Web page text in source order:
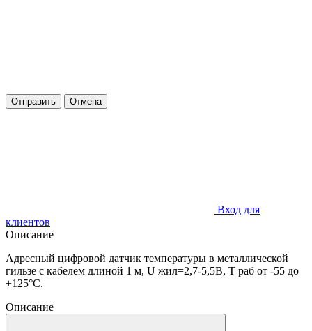
Отправить Отмена
Вход для
клиентов
Описание
Адресный цифровой датчик температуры в металлической
гильзе с кабелем длиной 1 м, U жил=2,7-5,5В, T раб от -55 до
+125°C.
Описание